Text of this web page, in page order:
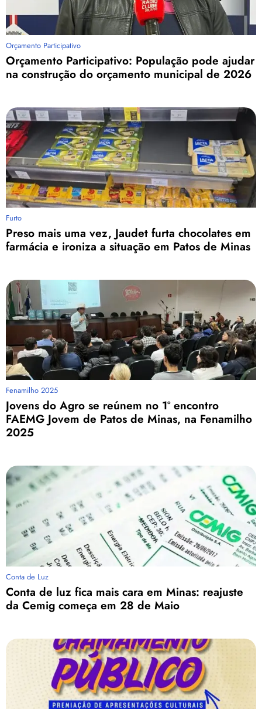
Orçamento Participativo
Orçamento Participativo: População pode ajudar
na construção do orçamento municipal de 2026
Furto
Preso mais uma vez, Jaudet furta chocolates em
farmácia e ironiza a situação em Patos de Minas
Fenamilho 2025
Jovens do Agro se reúnem no 1º encontro
FAEMG Jovem de Patos de Minas, na Fenamilho
2025
Conta de Luz
Conta de luz fica mais cara em Minas: reajuste
da Cemig começa em 28 de Maio